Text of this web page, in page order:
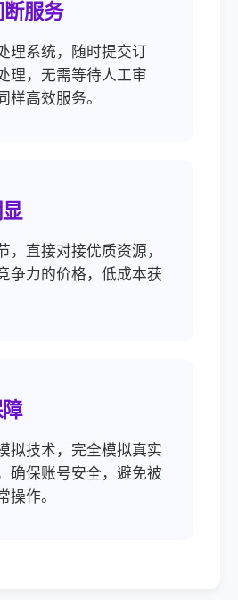
服务
理系统，随时提交订
理，无需等待人工审
样高效服务。
，直接对接优质资源，
争力的价格，低成本获
拟技术，完全模拟真实
确保账号安全，避免被
操作。